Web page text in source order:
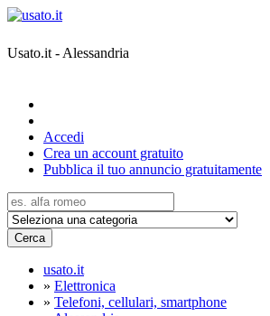
Usato.it - Alessandria
Accedi
Crea un account gratuito
Pubblica il tuo annuncio gratuitamente
Cerca
usato.it
» Elettronica
» Telefoni, cellulari, smartphone